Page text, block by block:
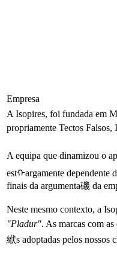
Empresa
A Isopires, foi fundada em
propriamente Tectos
A equipa que dinamizou o
estᠬargamente dependente
finais da argumenta磯 da
Neste mesmo contexto, a
"Pladur". As marcas com
絥s adoptadas pelos nossos